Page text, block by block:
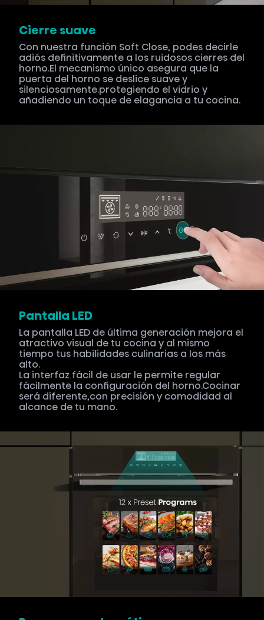
Cierre suave
Con nuestra función Soft Close, podes decirle
adiós definitivamente a los ruidosos cierres del
horno.El mecanismo único asegura que la
puerta del horno se deslice suave y
silenciosamente.protegiendo el vidrio y
añadiendo un toque de elagancia a tu cocina.
Pantalla LED
La pantalla LED de última generación mejora el
atractivo visual de tu cocina y al mismo
tiempo tus habilidades culinarias a los más
alto.
La interfaz fácil de usar le permite regular
fácilmente la configuración del horno.Cocinar
será diferente,con precisión y comodidad al
alcance de tu mano.